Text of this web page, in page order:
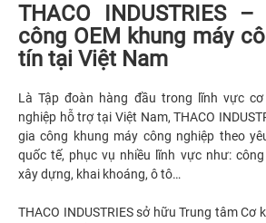
THACO INDUSTRIES
công OEM khung máy
tín tại Việt Nam
Là Tập đoàn hàng đầu trong lĩnh vực
nghiệp hỗ trợ tại Việt Nam, THACO
gia công khung máy công nghiệp theo
quốc tế, phục vụ nhiều lĩnh vực như: công
xây dựng, khai khoáng, ô tô…
THACO INDUSTRIES sở hữu Trung tâm Cơ